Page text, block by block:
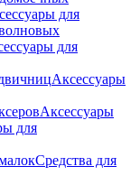
для
для
Аксессуары
Аксессуары
для
Средства для